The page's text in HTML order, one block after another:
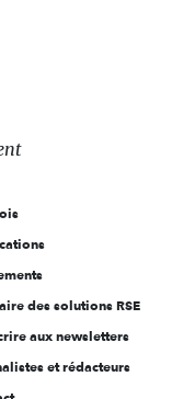
des solutions RSE
aux newsletters
et rédacteurs